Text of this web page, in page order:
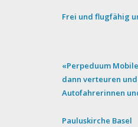
Frei und flugfähig
«Perpeduum
dann verteuren
Autofahrerinnen
Pauluskirche Basel